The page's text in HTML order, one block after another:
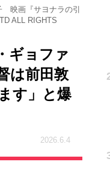
映画『サヨナラの引
ALL RIGHTS
ギョファ
は前田敦
す」と爆
2026.6.4